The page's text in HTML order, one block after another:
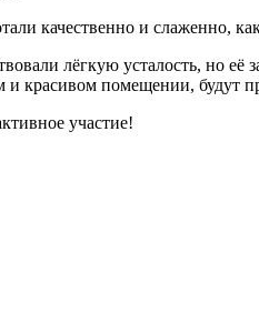
качественно и слаженно,
лёгкую усталость, но её
красивом помещении, будут
участие!